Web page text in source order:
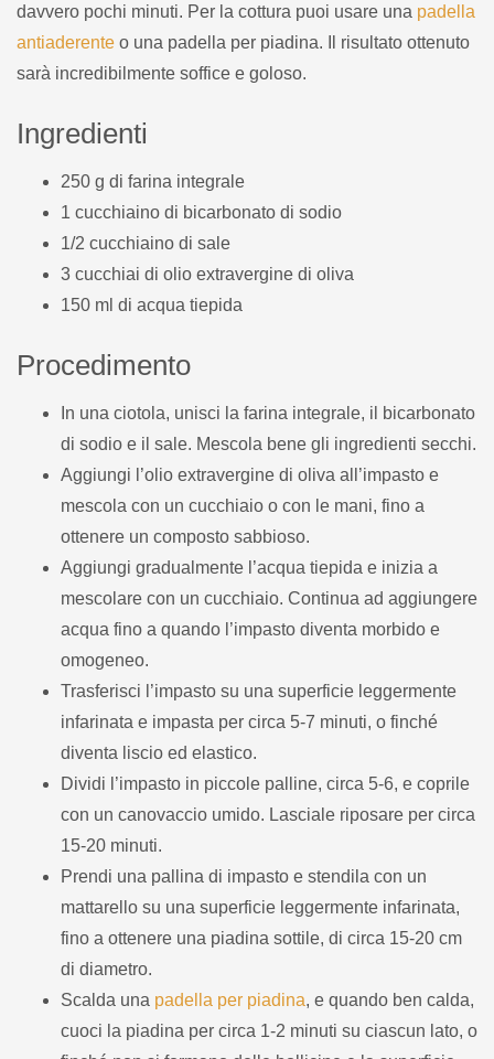
davvero pochi minuti. Per la cottura puoi usare una padella
antiaderente o una padella per piadina. Il risultato ottenuto
sarà incredibilmente soffice e goloso.
Ingredienti
250 g di farina integrale
1 cucchiaino di bicarbonato di sodio
1/2 cucchiaino di sale
3 cucchiai di olio extravergine di oliva
150 ml di acqua tiepida
Procedimento
In una ciotola, unisci la farina integrale, il bicarbonato
di sodio e il sale. Mescola bene gli ingredienti secchi.
Aggiungi l’olio extravergine di oliva all’impasto e
mescola con un cucchiaio o con le mani, fino a
ottenere un composto sabbioso.
Aggiungi gradualmente l’acqua tiepida e inizia a
mescolare con un cucchiaio. Continua ad aggiungere
acqua fino a quando l’impasto diventa morbido e
omogeneo.
Trasferisci l’impasto su una superficie leggermente
infarinata e impasta per circa 5-7 minuti, o finché
diventa liscio ed elastico.
Dividi l’impasto in piccole palline, circa 5-6, e coprile
con un canovaccio umido. Lasciale riposare per circa
15-20 minuti.
Prendi una pallina di impasto e stendila con un
mattarello su una superficie leggermente infarinata,
fino a ottenere una piadina sottile, di circa 15-20 cm
di diametro.
Scalda una padella per piadina, e quando ben calda,
cuoci la piadina per circa 1-2 minuti su ciascun lato, o